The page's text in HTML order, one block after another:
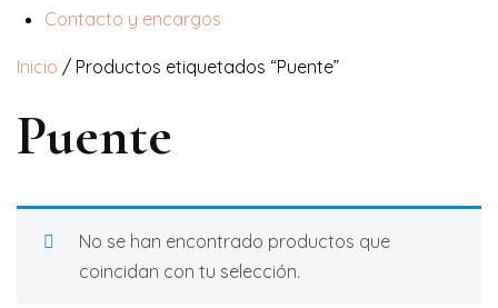
Contacto y encargos
Inicio / Productos etiquetados “Puente”
Puente
No se han encontrado productos que
coincidan con tu selección.